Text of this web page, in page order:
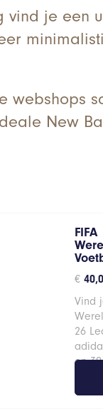
je een
webshops
New
FIFA
€
Vind
26
en